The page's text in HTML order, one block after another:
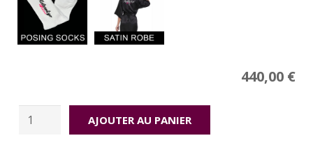
440,00 €
quantité
AJOUTER AU PANIER